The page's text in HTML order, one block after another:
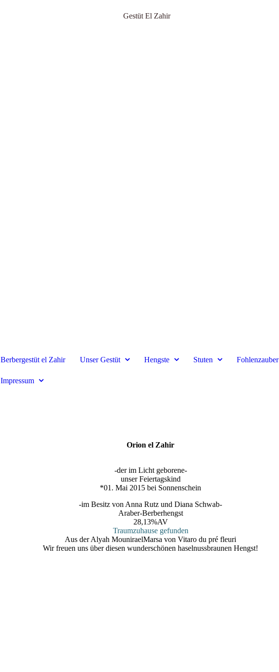
Gestüt El Zahir
Berbergestüt el Zahir Unser Gestüt Hengste Stuten Fohlenzauber
Impressum
Orion el Zahir
-der im Licht geborene-
unser Feiertagskind
*01. Mai 2015 bei Sonnenschein
-im Besitz von Anna Rutz und Diana Schwab-
Araber-Berberhengst
28,13%AV
Traumzuhause gefunden
Aus der Alyah MouniraelMarsa von Vitaro du pré fleuri
Wir freuen uns über diesen wunderschönen haselnussbraunen Hengst!